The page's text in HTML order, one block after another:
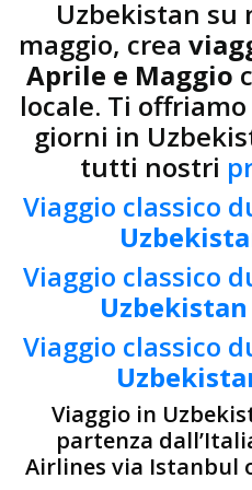
Uzbekistan su
maggio, crea
Aprile e Maggio
locale. Ti
giorni in
tutti nostri
Viaggio classico
Viaggio classico
Viaggio classico
Viaggio in
partenza
Airlines via Istanbul